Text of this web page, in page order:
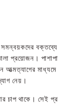
বক্তব্যে
প্রয়োজন।
নেয়।
চাপ থাকে। সেই